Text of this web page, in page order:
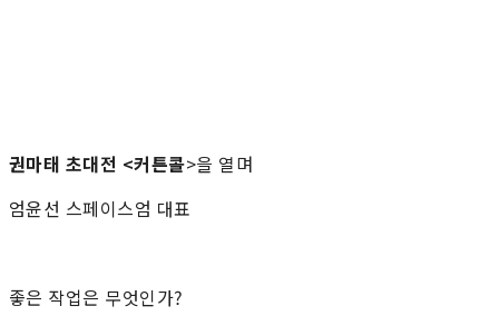
권마태 초대전 <커튼콜>을 열며
엄윤선 스페이스엄 대표
좋은 작업은 무엇인가?